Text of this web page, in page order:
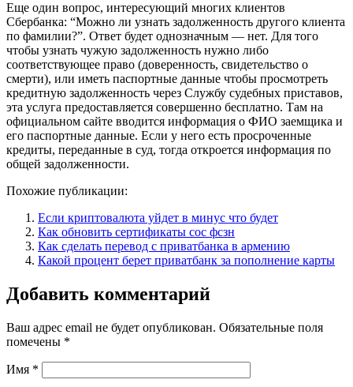
Еще один вопрос, интересующий многих клиентов
Сбербанка: “Можно ли узнать задолженность другого клиента
по фамилии?”. Ответ будет однозначным — нет. Для того
чтобы узнать чужую задолженность нужно либо
соответствующее право (доверенность, свидетельство о
смерти), или иметь паспортные данные чтобы просмотреть
кредитную задолженность через Службу судебных приставов,
эта услуга предоставляется совершенно бесплатно. Там на
официальном сайте вводится информация о ФИО заемщика и
его паспортные данные. Если у него есть просроченные
кредиты, переданные в суд, тогда откроется информация по
общей задолженности.
Похожие публикации:
Если криптовалюта уйдет в минус что будет
Как обновить сертификаты сос фсзн
Как сделать перевод с приватбанка в армению
Какой процент берет приватбанк за пополнение карты
Добавить комментарий
Ваш адрес email не будет опубликован. Обязательные поля
помечены *
Имя *